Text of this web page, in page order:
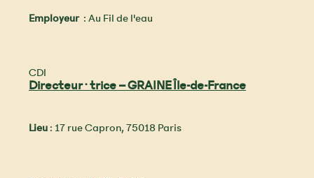
Employeur: Au Fil de l'eau
CDI
Directeur·trice – GRAINE Île-de-France
Lieu: 17 rue Capron, 75018 Paris